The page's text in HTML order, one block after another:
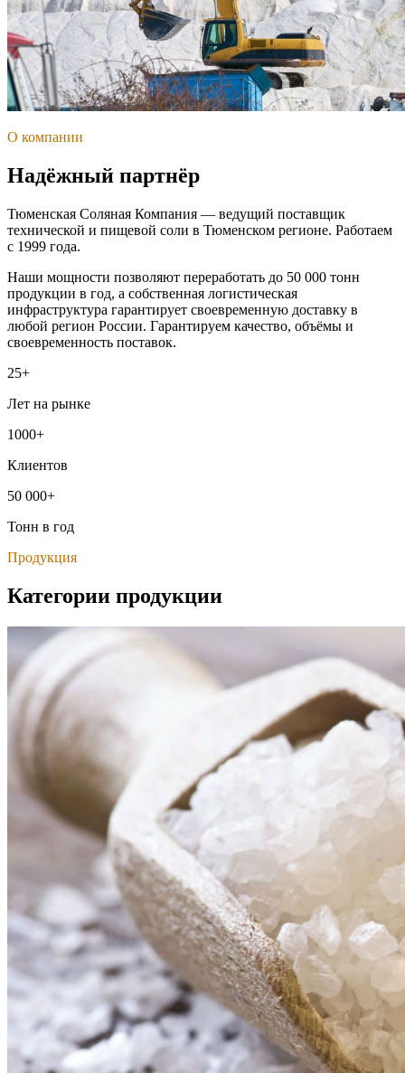
О компании
Надёжный партнёр
Тюменская Соляная Компания — ведущий поставщик
технической и пищевой соли в Тюменском регионе. Работаем
с 1999 года.
Наши мощности позволяют переработать до 50 000 тонн
продукции в год, а собственная логистическая
инфраструктура гарантирует своевременную доставку в
любой регион России. Гарантируем качество, объёмы и
своевременность поставок.
25+
Лет на рынке
1000+
Клиентов
50 000+
Тонн в год
Продукция
Категории продукции